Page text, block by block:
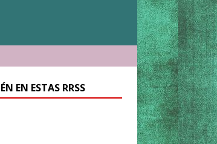
EN ESTAS RRSS